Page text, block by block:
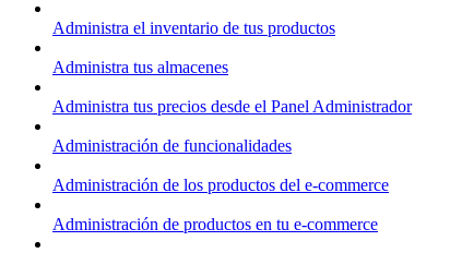
Administra el inventario de tus productos
Administra tus almacenes
Administra tus precios desde el Panel Administrador
Administración de funcionalidades
Administración de los productos del e-commerce
Administración de productos en tu e-commerce